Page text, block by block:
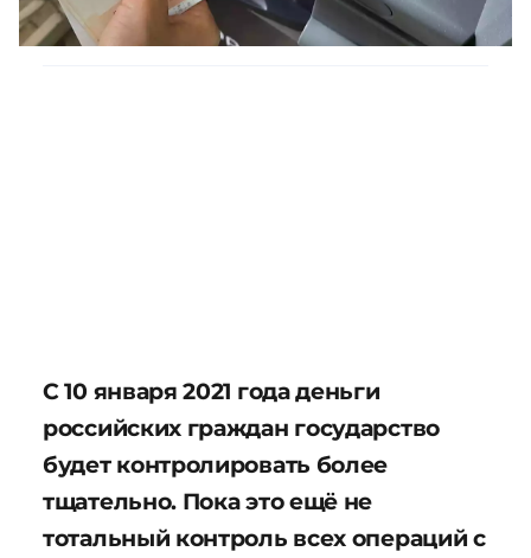
С 10 января 2021 года деньги
российских граждан государство
будет контролировать более
тщательно. Пока это ещё не
тотальный контроль всех операций с